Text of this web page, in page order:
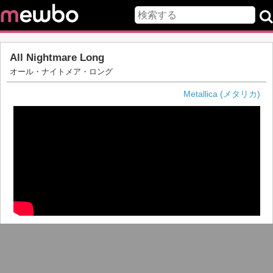
All Nightmare Long
オール・ナイトメア・ロング
Metallica (メタリカ)